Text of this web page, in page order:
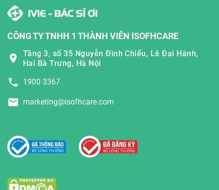
CÔNG TY TNHH 1 THÀNH VIÊN ISOFHCARE
Tầng 3, số 35 Nguyễn Đình Chiểu, Lê Đại Hành,
Hai Bà Trưng, Hà Nội
1900 3367
marketing@isofhcare.com